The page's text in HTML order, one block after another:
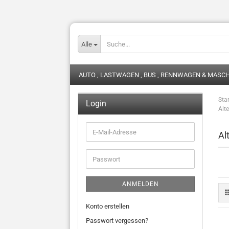
Alle
AUTO , LASTWAGEN , BUS , RENNWAGEN &
Login
E-
Mail-
Adresse
Passwort
ANMELDEN
Konto erstellen
Passwort vergessen?